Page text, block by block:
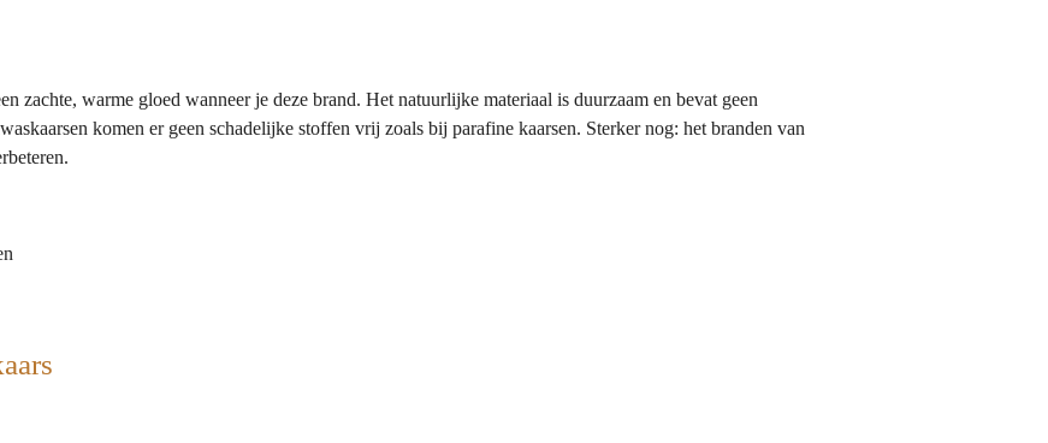
zachte, warme gloed wanneer je deze brand. Het natuurlijke materiaal is duurzaam en bevat geen
komen er geen schadelijke stoffen vrij zoals bij parafine kaarsen. Sterker nog: het branden van